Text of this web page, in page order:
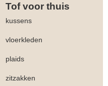
Tof voor thuis
kussens
vloerkleden
plaids
zitzakken